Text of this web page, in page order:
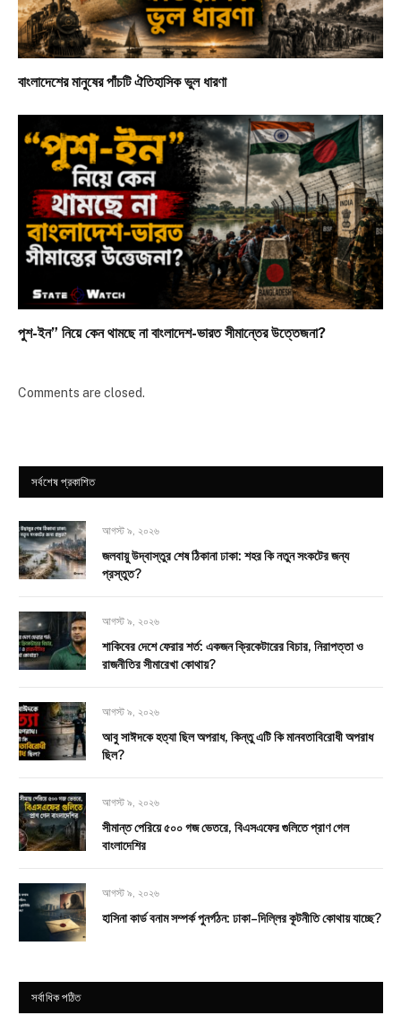
বাংলাদেশের মানুষের পাঁচটি ঐতিহাসিক ভুল ধারণা
পুশ-ইন” নিয়ে কেন থামছে না বাংলাদেশ-ভারত সীমান্তের উত্তেজনা?
Comments are closed.
সর্বশেষ প্রকাশিত
আগস্ট ৯, ২০২৬
জলবায়ু উদ্বাস্তুর শেষ ঠিকানা ঢাকা: শহর কি নতুন সংকটের জন্য
প্রস্তুত?
আগস্ট ৯, ২০২৬
শাকিবের দেশে ফেরার শর্ত: একজন ক্রিকেটারের বিচার, নিরাপত্তা ও
রাজনীতির সীমারেখা কোথায়?
আগস্ট ৯, ২০২৬
আবু সাঈদকে হত্যা ছিল অপরাধ, কিন্তু এটি কি মানবতাবিরোধী অপরাধ
ছিল?
আগস্ট ৯, ২০২৬
সীমান্ত পেরিয়ে ৫০০ গজ ভেতরে, বিএসএফের গুলিতে প্রাণ গেল
বাংলাদেশির
আগস্ট ৯, ২০২৬
হাসিনা কার্ড বনাম সম্পর্ক পুনর্গঠন: ঢাকা–দিল্লির কূটনীতি কোথায় যাচ্ছে?
সর্বাধিক পঠিত